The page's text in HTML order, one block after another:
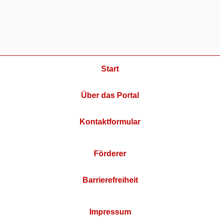
Start
Über das Portal
Kontaktformular
Förderer
Barrierefreiheit
Impressum